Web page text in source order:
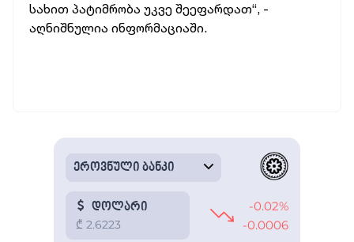
სახით პატიმრობა უკვე შეეფარდათ“, -
აღნიშნულია ინფორმაციაში.